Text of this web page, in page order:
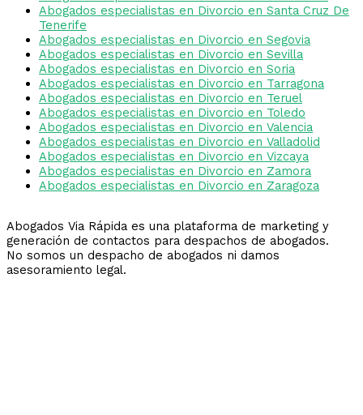
Abogados especialistas en Divorcio en Santa Cruz De
Tenerife
Abogados especialistas en Divorcio en Segovia
Abogados especialistas en Divorcio en Sevilla
Abogados especialistas en Divorcio en Soria
Abogados especialistas en Divorcio en Tarragona
Abogados especialistas en Divorcio en Teruel
Abogados especialistas en Divorcio en Toledo
Abogados especialistas en Divorcio en Valencia
Abogados especialistas en Divorcio en Valladolid
Abogados especialistas en Divorcio en Vizcaya
Abogados especialistas en Divorcio en Zamora
Abogados especialistas en Divorcio en Zaragoza
Abogados Via Rápida es una plataforma de marketing y
generación de contactos para despachos de abogados.
No somos un despacho de abogados ni damos
asesoramiento legal.